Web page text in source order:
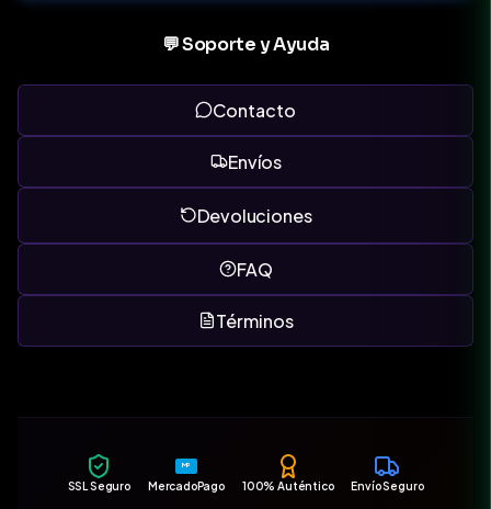
💬 Soporte y Ayuda
Contacto
Envíos
Devoluciones
FAQ
Términos
SSL Seguro
MP
MercadoPago 100% Auténtico Envío Seguro